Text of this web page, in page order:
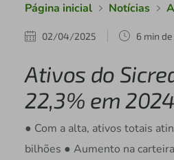
Página inicial Notícias
02/04/2025 6 min
Ativos do
22,3% em 2024
● Com a alta, ativos totais
bilhões ● Aumento na